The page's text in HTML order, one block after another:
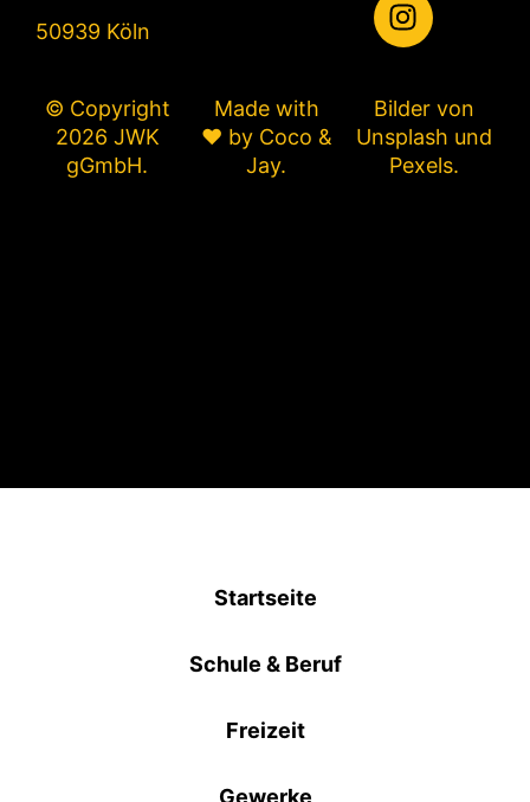
50939 Köln
© Copyright
2026 JWK
gGmbH.
Made with
❤ by Coco &
Jay.
Bilder von
Unsplash und
Pexels.
Startseite
Schule & Beruf
Freizeit
Gewerke